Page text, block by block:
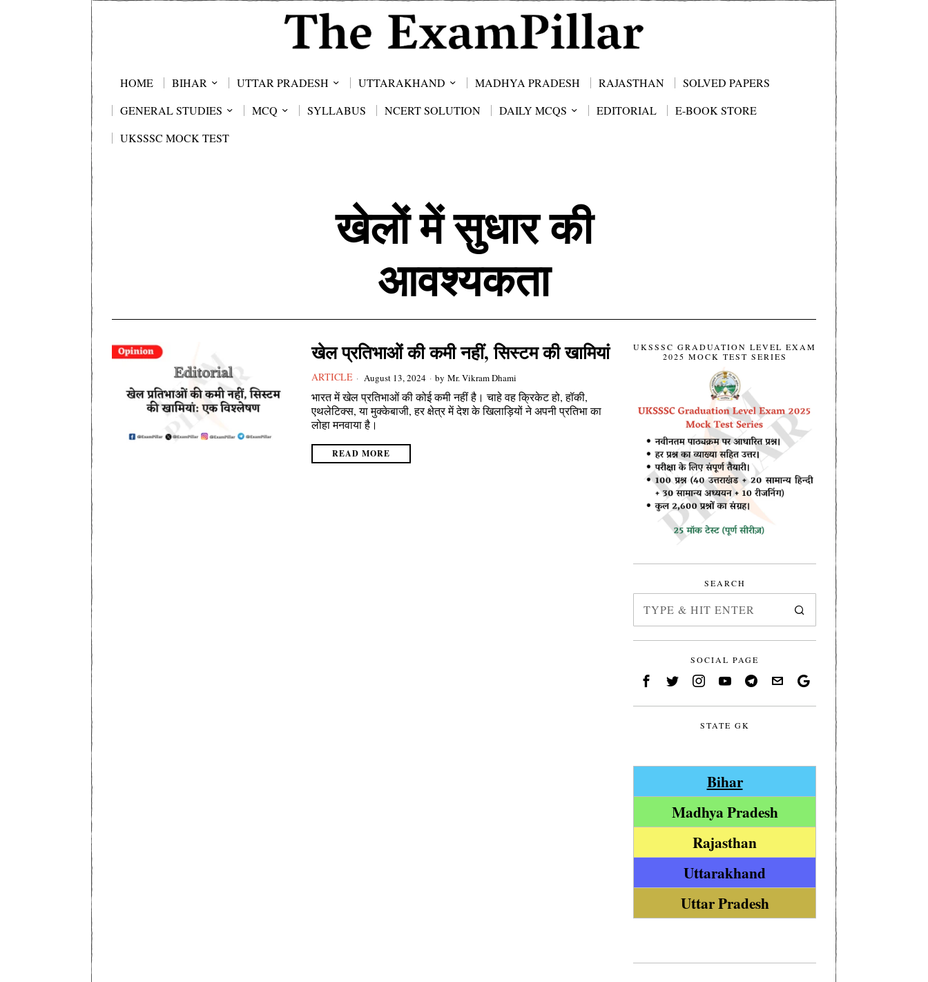
HOME BIHAR UTTAR PRADESH UTTARAKHAND MADHYA PRADESH RAJASTHAN
SOLVED PAPERS
GENERAL STUDIES
MCQ SYLLABUS NCERT SOLUTION DAILY MCQS EDITORIAL
E-BOOK STORE
UKSSSC MOCK TEST
खेलों में सुधार की
आवश्यकता
खेल प्रतिभाओं की कमी नहीं, सिस्टम की खामियां
ARTICLE August 13, 2024 by Mr. Vikram Dhami
भारत में खेल प्रतिभाओं की कोई कमी नहीं है। चाहे वह क्रिकेट हो, हॉकी,
एथलेटिक्स, या मुक्केबाजी, हर क्षेत्र में देश के खिलाड़ियों ने अपनी प्रतिभा का
लोहा मनवाया है।
READ MORE
UKSSSC GRADUATION LEVEL EXAM
2025 MOCK TEST SERIES
SEARCH
SOCIAL PAGE
STATE GK
Bihar
Madhya Pradesh
Rajasthan
Uttarakhand
Uttar Pradesh